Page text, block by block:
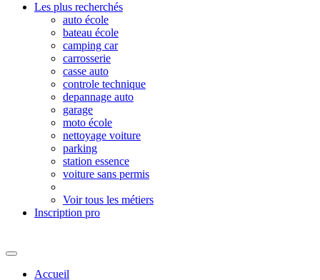
Les plus recherchés
auto école
bateau école
camping car
carrosserie
casse auto
controle technique
depannage auto
garage
moto école
nettoyage voiture
parking
station essence
voiture sans permis
Voir tous les métiers
Inscription pro
Accueil